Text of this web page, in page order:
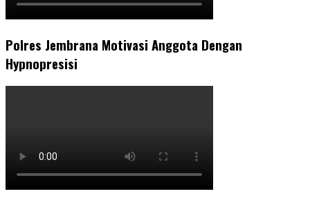
Polres Jembrana Motivasi Anggota Dengan
Hypnopresisi